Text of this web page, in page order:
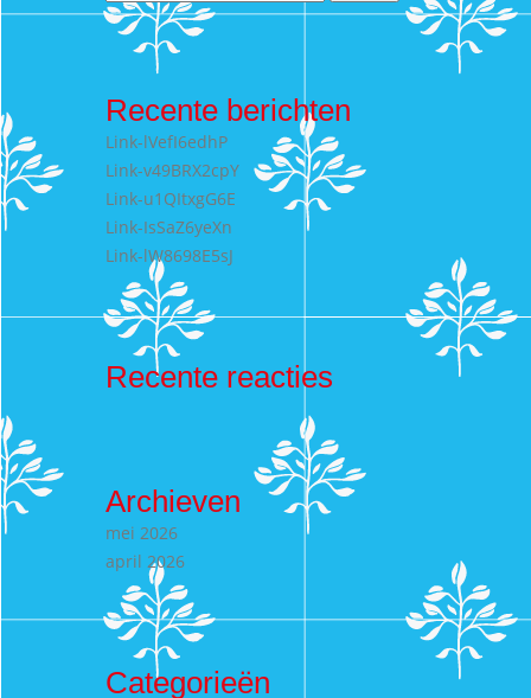
naar:
Recente berichten
Link-lVefI6edhP
Link-v49BRX2cpY
Link-u1QItxgG6E
Link-IsSaZ6yeXn
Link-lW8698E5sJ
Recente reacties
Archieven
mei 2026
april 2026
Categorieën